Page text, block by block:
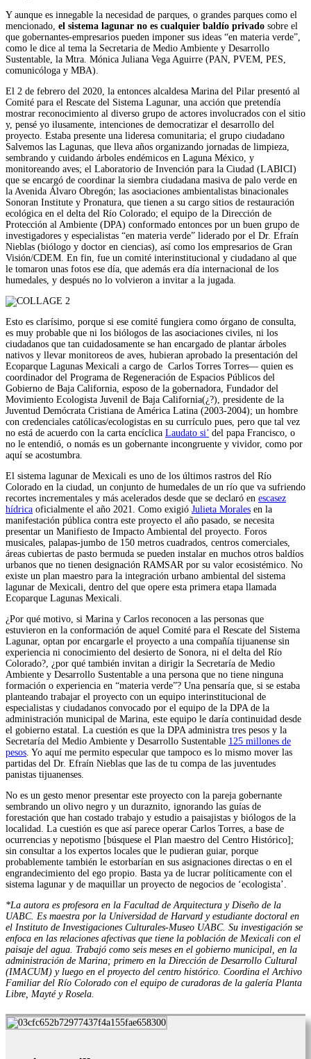
Y aunque es innegable la necesidad de parques, o grandes parques como el
mencionado, el sistema lagunar no es cualquier baldío privado sobre el
que gobernantes-empresarios pueden imponer sus ideas “en materia verde”,
como le dice al tema la Secretaria de Medio Ambiente y Desarrollo
Sustentable, la Mtra. Mónica Juliana Vega Aguirre (PAN, PVEM, PES,
comunicóloga y MBA).
El 2 de febrero del 2020, la entonces alcaldesa Marina del Pilar presentó al
Comité para el Rescate del Sistema Lagunar, una acción que pretendía
mostrar reconocimiento al diverso grupo de actores involucrados con el sitio
y, pensé yo ilusamente, intenciones de democratizar el desarrollo del
proyecto. Estaba presente una lideresa comunitaria; el grupo ciudadano
Salvemos las Lagunas, que lleva años organizando jornadas de limpieza,
sembrando y cuidando árboles endémicos en Laguna México, y
monitoreando aves; el Laboratorio de Invención para la Ciudad (LABICI)
que se encargó de coordinar la siembra ciudadana masiva de palo verde en
la Avenida Álvaro Obregón; las asociaciones ambientalistas binacionales
Sonoran Institute y Pronatura, que tienen a su cargo sitios de restauración
ecológica en el delta del Río Colorado; el equipo de la Dirección de
Protección al Ambiente (DPA) conformado entonces por un buen grupo de
investigadores y especialistas “en materia verde” liderado por el Dr. Efraín
Nieblas (biólogo y doctor en ciencias), así como los empresarios de Gran
Visión/CDEM. En fin, fue un comité interinstitucional y ciudadano al que
le tomaron unas fotos ese día, que además era día internacional de los
humedales, y después no lo volvieron a invitar a la jugada.
Esto es clarísimo, porque si ese comité fungiera como órgano de consulta,
es muy probable que ni los biólogos de las asociaciones civiles, ni los
ciudadanos que tan cuidadosamente se han encargado de plantar árboles
nativos y llevar monitoreos de aves, hubieran aprobado la presentación del
Ecoparque Lagunas Mexicali a cargo de Carlos Torres Torres— quien es
coordinador del Programa de Regeneración de Espacios Públicos del
Gobierno de Baja California, esposo de la gobernadora, Fundador del
Movimiento Ecologista Juvenil de Baja California(¿?), presidente de la
Juventud Demócrata Cristiana de América Latina (2003-2004); un hombre
con credenciales católicas/ecologistas en su currículo pues, pero que tal vez
no está de acuerdo con la carta encíclica Laudato si’ del papa Francisco, o
no le entendió, o nomás es un gobernante incongruente y vividor, como por
aquí se acostumbra.
El sistema lagunar de Mexicali es uno de los últimos rastros del Río
Colorado en la ciudad, un conjunto de humedales de un río que va sufriendo
recortes incrementales y más acelerados desde que se declaró en escasez
hídrica oficialmente el año 2021. Como exigió Julieta Morales en la
manifestación pública contra este proyecto el año pasado, se necesita
presentar un Manifiesto de Impacto Ambiental del proyecto. Foros
musicales, palapas-jumbo de 150 metros cuadrados, centros comerciales,
áreas cubiertas de pasto bermuda se pueden instalar en muchos otros baldíos
urbanos que no tienen designación RAMSAR por su valor ecosistémico. No
existe un plan maestro para la integración urbano ambiental del sistema
lagunar de Mexicali, dentro del que opere esta primera etapa llamada
Ecoparque Lagunas Mexicali.
¿Por qué motivo, si Marina y Carlos reconocen a las personas que
estuvieron en la conformación de aquel Comité para el Rescate del Sistema
Lagunar, optan por encargarle el proyecto a una compañía tijuanense sin
experiencia ni conocimiento del desierto de Sonora, ni el delta del Río
Colorado?, ¿por qué también invitan a dirigir la Secretaría de Medio
Ambiente y Desarrollo Sustentable a una persona que no tiene ninguna
formación o experiencia en “materia verde”? Una pensaría que, si se estaba
planteando trabajar el proyecto con un equipo interinstitucional de
especialistas y ciudadanos convocado por el equipo de la DPA de la
administración municipal de Marina, este equipo le daría continuidad desde
el gobierno estatal. La cuestión es que la DPA administra tres pesos y la
Secretaría del Medio Ambiente y Desarrollo Sustentable 125 millones de
pesos . Yo aquí me permito especular que tampoco es lo mismo mover las
partidas del Dr. Efraín Nieblas que las de tu compa de las juventudes
panistas tijuanenses.
No es un gesto menor presentar este proyecto con la pareja gobernante
sembrando un olivo negro y un duraznito, ignorando las guías de
forestación que han costado trabajo y estudio a paisajistas y biólogos de la
localidad. La cuestión es que así parece operar Carlos Torres, a base de
ocurrencias y nepotismo [búsquese el Plan maestro del Centro Histórico];
sin consultar a los expertos locales que le pudieran guiar, porque
probablemente también le estorbarían en sus asignaciones directas o en el
engrandecimiento del ego propio. Basta ya de lucrar políticamente con el
sistema lagunar y de maquillar un proyecto de negocios de ‘ecologista’.
*La autora es profesora en la Facultad de Arquitectura y Diseño de la
UABC. Es maestra por la Universidad de Harvard y estudiante doctoral en
el Instituto de Investigaciones Culturales-Museo UABC. Su investigación se
enfoca en las relaciones afectivas que tiene la población de Mexicali con el
paisaje del agua. Trabajó como seis meses en el gobierno municipal, en la
administración de Marina; primero en la Dirección de Desarrollo Cultural
(IMACUM) y luego en el proyecto del centro histórico. Coordina el Archivo
Familiar del Río Colorado con el equipo de curadoras de la galería Planta
Libre, Mayté y Rosela.